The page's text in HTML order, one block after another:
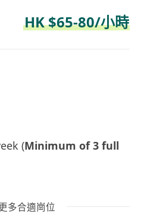
HK $65-80/小時
(Minimum of 3 full
(7.75 working hours per
多合適崗位